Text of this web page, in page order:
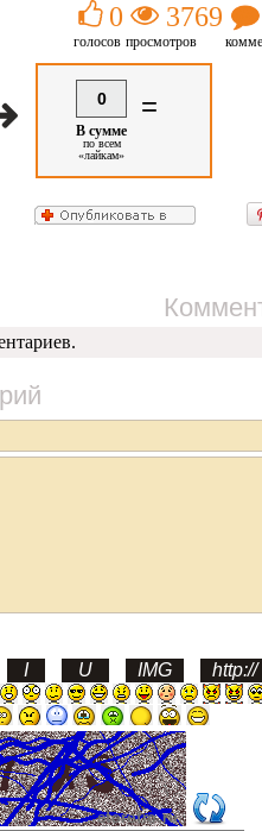
0
голосов
3769
просмотров
0
В сумме
по всем
«лайкам»
=